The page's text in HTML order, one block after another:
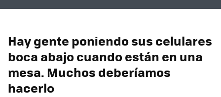
Hay gente poniendo sus celulares
boca abajo cuando están en una
mesa. Muchos deberíamos
hacerlo